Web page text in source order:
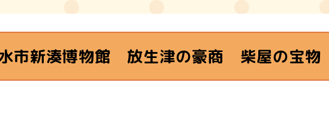
市新湊博物館 放生津の豪商 柴屋の宝物